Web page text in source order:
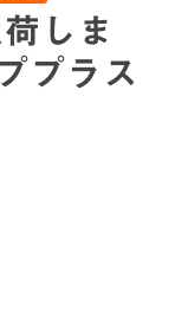
しま
プラス